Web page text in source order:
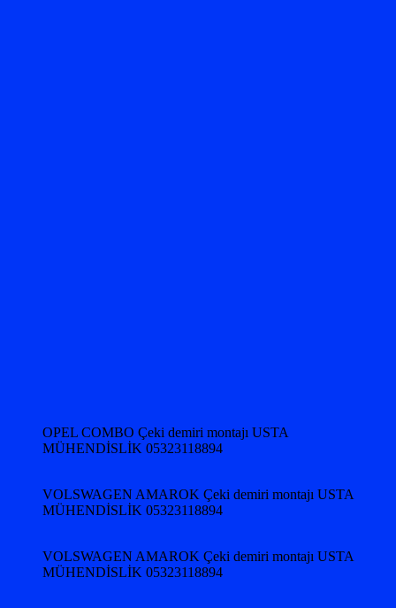
OPEL COMBO Çeki demiri montajı USTA
MÜHENDİSLİK 05323118894
VOLSWAGEN AMAROK Çeki demiri montajı USTA
MÜHENDİSLİK 05323118894
VOLSWAGEN AMAROK Çeki demiri montajı USTA
MÜHENDİSLİK 05323118894